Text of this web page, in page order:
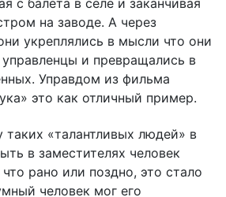
с балета в селе и заканчивая
на заводе. А через
укреплялись в мысли что они
и превращались в
Управдом из фильма
это как отличный пример.
таких «талантливых людей» в
в заместителях человек
рано или поздно, это стало
человек мог его